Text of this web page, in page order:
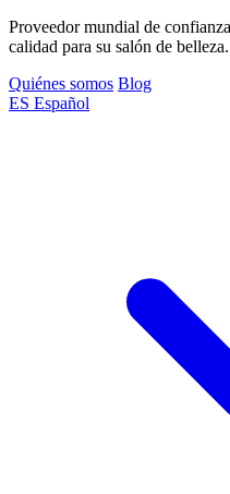
Proveedor mundial de
calidad para su salón de belleza.
Quiénes somos Blog
ES Español